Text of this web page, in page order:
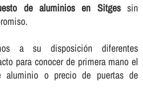
de aluminios en Sitgessin
a su disposición diferentes
para conocer de primera mano el
aluminio o precio de puertas de